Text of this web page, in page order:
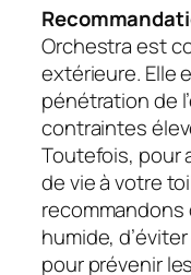
Orchestra est
extérieure. Elle
pénétration de
contraintes
Toutefois, pour
de vie à votre
humide,
pour prévenir